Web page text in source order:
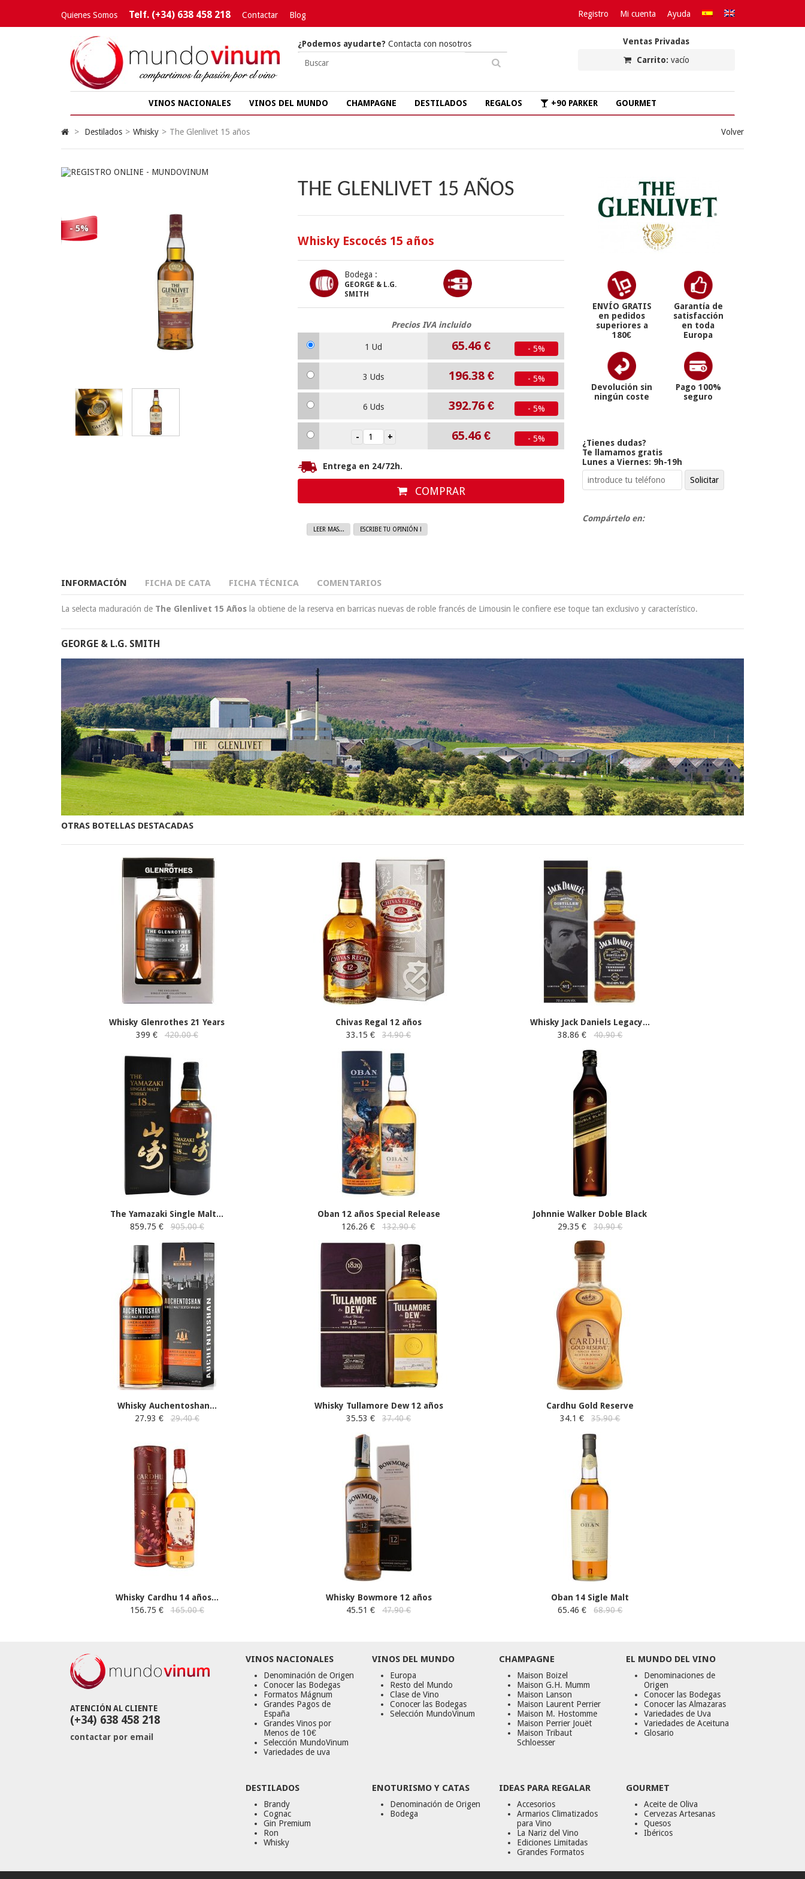
Quienes Somos Telf. (+34) 638 458 218 Contactar Blog Registro Mi cuenta Ayuda
Ventas Privadas
Carrito: vacío
¿Podemos ayudarte? Contacta con nosotros
VINOS NACIONALES VINOS DEL MUNDO CHAMPAGNE DESTILADOS REGALOS +90 PARKER GOURMET
> Destilados > Whisky > The Glenlivet 15 años Volver
- 5%
THE GLENLIVET 15 AÑOS
Whisky Escocés 15 años
Bodega :
GEORGE & L.G.
SMITH
Precios IVA incluido
1 Ud 65.46€ - 5%
3 Uds 196.38 € - 5%
6 Uds 392.76 € - 5%
65.46€ - 5%
Entrega en 24/72h.
COMPRAR
LEER MAS... ESCRIBE TU OPINIÓN !
ENVÍO GRATIS
en pedidos
superiores a
180€
Garantía de
satisfacción
en toda
Europa
Devolución sin
ningún coste
Pago 100%
seguro
¿Tienes dudas?
Te llamamos gratis
Lunes a Viernes: 9h-19h
Compártelo en:
INFORMACIÓN FICHA DE CATA FICHA TÉCNICA COMENTARIOS
La selecta maduración de The Glenlivet 15 Años la obtiene de la reserva en barricas nuevas de roble francés de Limousin le confiere ese toque tan exclusivo y característico.
GEORGE & L.G. SMITH
OTRAS BOTELLAS DESTACADAS
Whisky Glenrothes 21 Years
399 €
420.00 €
Chivas Regal 12 años
33.15 €
34.90 €
Whisky Jack Daniels Legacy...
38.86 €
40.90 €
The Yamazaki Single Malt...
859.75 €
905.00 €
Oban 12 años Special Release
126.26 €
132.90 €
Johnnie Walker Doble Black
29.35 €
30.90 €
Whisky Auchentoshan...
27.93 €
29.40 €
Whisky Tullamore Dew 12 años
35.53 €
37.40 €
Cardhu Gold Reserve
34.1 €
35.90 €
Whisky Cardhu 14 años...
156.75 €
165.00 €
Whisky Bowmore 12 años
45.51 €
47.90 €
Oban 14 Sigle Malt
65.46 €
68.90 €
ATENCIÓN AL CLIENTE
(+34) 638 458 218
contactar por email
VINOS NACIONALES
Denominación de Origen
Conocer las Bodegas
Formatos Mágnum
Grandes Pagos de
España
Grandes Vinos por
Menos de 10€
Selección MundoVinum
Variedades de uva
VINOS DEL MUNDO
Europa
Resto del Mundo
Clase de Vino
Conocer las Bodegas
Selección MundoVinum
CHAMPAGNE
Maison Boizel
Maison G.H. Mumm
Maison Lanson
Maison Laurent Perrier
Maison M. Hostomme
Maison Perrier Jouët
Maison Tribaut
Schloesser
EL MUNDO DEL VINO
Denominaciones de
Origen
Conocer las Bodegas
Conocer las Almazaras
Variedades de Uva
Variedades de Aceituna
Glosario
DESTILADOS
Brandy
Cognac
Gin Premium
Ron
Whisky
ENOTURISMO Y CATAS
Denominación de Origen
Bodega
IDEAS PARA REGALAR
Accesorios
Armarios Climatizados
para Vino
La Nariz del Vino
Ediciones Limitadas
Grandes Formatos
GOURMET
Aceite de Oliva
Cervezas Artesanas
Quesos
Ibéricos